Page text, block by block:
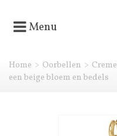
Menu
Home > Oorbellen > Creme
een beige bloem en bedels